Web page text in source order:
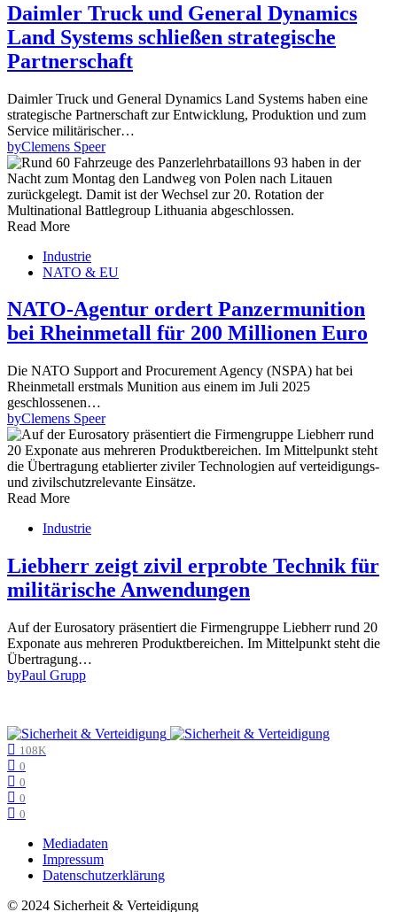
Daimler Truck und General Dynamics
Land Systems schließen strategische
Partnerschaft
Daimler Truck und General Dynamics Land Systems haben eine
strategische Partnerschaft zur Entwicklung, Produktion und zum
Service militärischer…
byClemens Speer
Read More
Industrie
NATO & EU
NATO-Agentur ordert Panzermunition
bei Rheinmetall für 200 Millionen Euro
Die NATO Support and Procurement Agency (NSPA) hat bei
Rheinmetall erstmals Munition aus einem im Juli 2025
geschlossenen…
byClemens Speer
Read More
Industrie
Liebherr zeigt zivil erprobte Technik für
militärische Anwendungen
Auf der Eurosatory präsentiert die Firmengruppe Liebherr rund 20
Exponate aus mehreren Produktbereichen. Im Mittelpunkt steht die
Übertragung…
byPaul Grupp
108K
0
0
0
0
Mediadaten
Impressum
Datenschutzerklärung
© 2024 Sicherheit & Verteidigung